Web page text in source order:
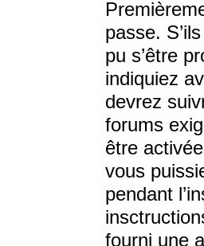
passe.
pu s’être
indiquiez
devrez
forums
être
vous
pendant
fourni une